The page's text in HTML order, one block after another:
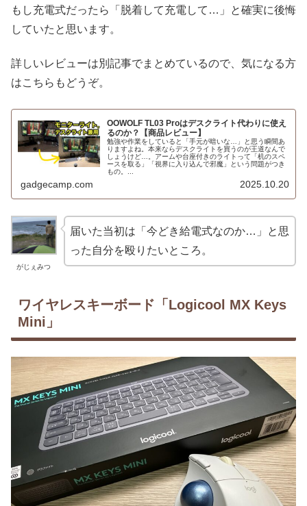
もし充電式だったら「脱着して充電して…」と確実に後悔
していたと思います。
詳しいレビューは別記事でまとめているので、気になる方
はこちらもどうぞ。
OOWOLF TL03 Proはデスクライト代わりに使え
るのか？【商品レビュー】
勉強や作業をしていると「手元が暗いな…」と思う瞬間あ
りますよね。本来ならデスクライトを買うのが王道なんで
しょうけど…。アームや台座付きのライトって「机のスペ
ースを取る」「視界に入り込んで邪魔」という問題がつき
もの。...
gadgecamp.com 2025.10.20
がじぇみつ
届いた当初は「今どき給電式なのか…」と思
った自分を殴りたいところ。
ワイヤレスキーボード「Logicool MX Keys
Mini」